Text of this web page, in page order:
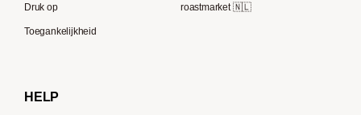
Supremo
Moccamaster
Druk op
Toegankelijkheid
roastmarket 🇳🇱
HELP